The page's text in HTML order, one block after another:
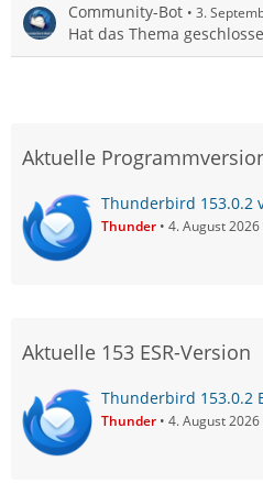
Community-Bot 3.
Hat das Thema
Aktuelle
Thunderbird 153.0.2
Thunder 4. August
Aktuelle 153 ESR-Version
Thunderbird 153.0.2
Thunder 4. August